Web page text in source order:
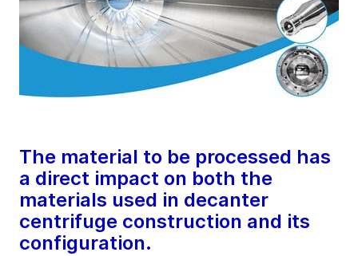
The material to be processed has
a direct impact on both the
materials used in decanter
centrifuge construction and its
configuration.